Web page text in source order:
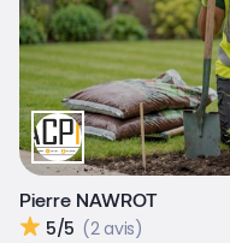
Pierre NAWROT
5/5 (2 avis)